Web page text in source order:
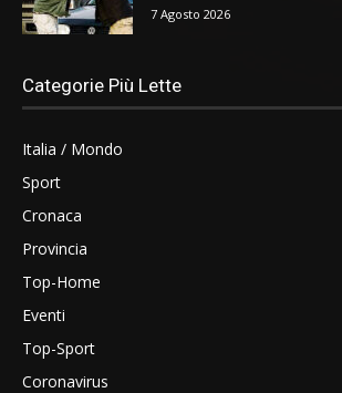
7 Agosto 2026
Categorie Più Lette
Italia / Mondo
Sport
Cronaca
Provincia
Top-Home
Eventi
Top-Sport
Coronavirus